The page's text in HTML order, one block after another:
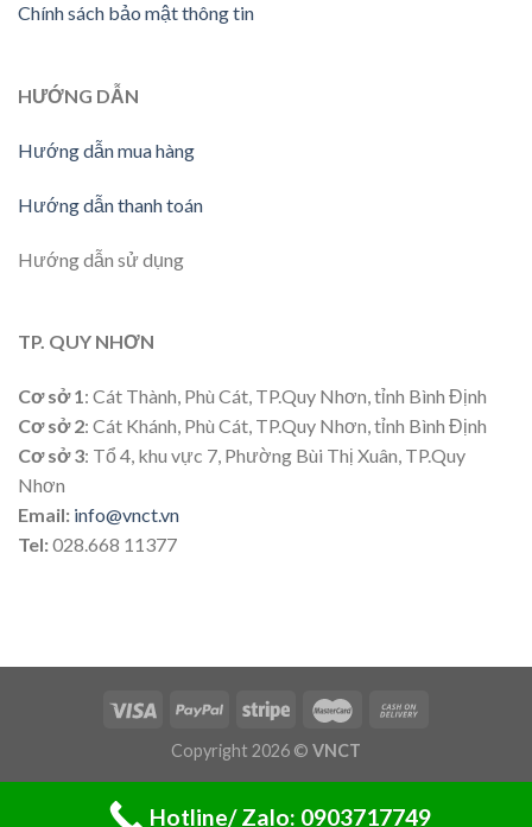
Chính sách bảo mật thông tin
HƯỚNG DẪN
Hướng dẫn mua hàng
Hướng dẫn thanh toán
Hướng dẫn sử dụng
TP. QUY NHƠN
Cơ sở 1: Cát Thành, Phù Cát, TP.Quy Nhơn, tỉnh Bình Định
Cơ sở 2: Cát Khánh, Phù Cát, TP.Quy Nhơn, tỉnh Bình Định
Cơ sở 3: Tổ 4, khu vực 7, Phường Bùi Thị Xuân, TP.Quy
Nhơn
Email: info@vnct.vn
Tel:028.668 11377
Copyright 2026 © VNCT
Hotline/ Zalo: 0903717749